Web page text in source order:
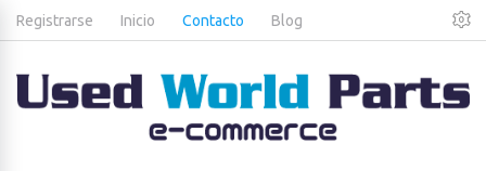
Registrarse Inicio Contacto Blog